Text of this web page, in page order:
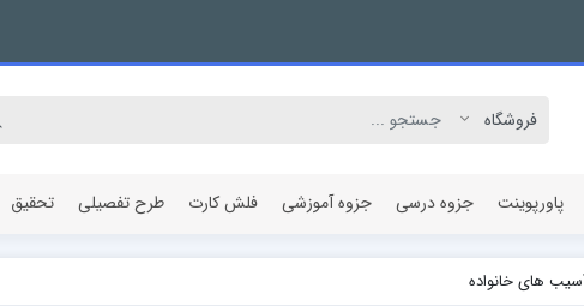
پاورپوینت جزوه درسی جزوه آموزشی فلش کارت طرح تفصیلی تحقیق
آسیب های خانواده